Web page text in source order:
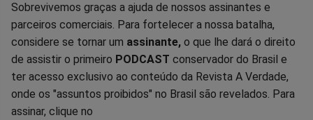
Sobrevivemos graças a ajuda de nossos assinantes e
parceiros comerciais. Para fortelecer a nossa batalha,
considere se tornar um assinante, o que lhe dará o direito
de assistir o primeiro PODCAST conservador do Brasil e
ter acesso exclusivo ao conteúdo da Revista A Verdade,
onde os "assuntos proibidos" no Brasil são revelados. Para
assinar, clique no